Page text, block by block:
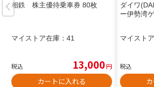
相鉄 株主優待乗車券 80枚
マイストア在庫： 41
税込 13,000円
カートに入れる
ダイワ
ー伊勢湾
マイスト
税込